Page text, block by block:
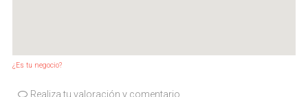
¿Es tu negocio?
Realiza tu valoración y comentario